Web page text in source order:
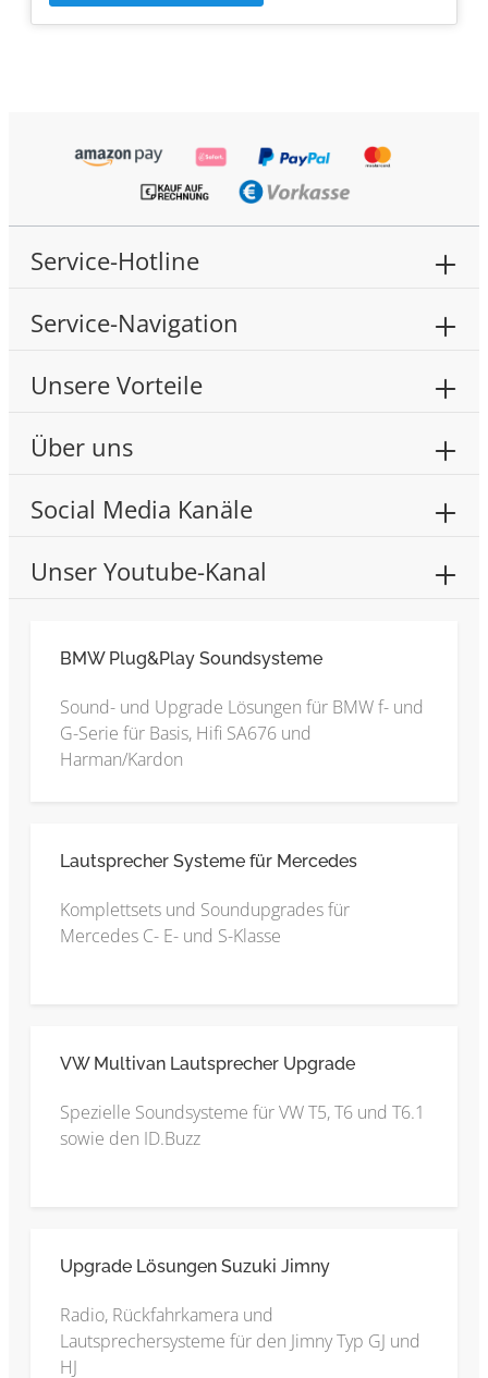
Service-Hotline
Service-Navigation
Unsere Vorteile
Über uns
Social Media Kanäle
Unser Youtube-Kanal
BMW Plug&Play Soundsysteme
Sound- und Upgrade Lösungen für BMW f- und
G-Serie für Basis, Hifi SA676 und
Harman/Kardon
Lautsprecher Systeme für Mercedes
Komplettsets und Soundupgrades für
Mercedes C- E- und S-Klasse
VW Multivan Lautsprecher Upgrade
Spezielle Soundsysteme für VW T5, T6 und T6.1
sowie den ID.Buzz
Upgrade Lösungen Suzuki Jimny
Radio, Rückfahrkamera und
Lautsprechersysteme für den Jimny Typ GJ und
HJ